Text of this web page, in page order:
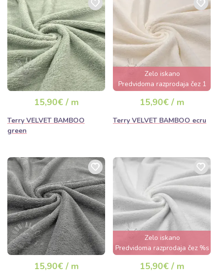
15,90€ / m
Terry VELVET BAMBOO
green
Zelo iskano
Predvidoma razprodaja čez 1
dan
15,90€ / m
Terry VELVET BAMBOO ecru
15,90€ / m
Zelo iskano
Predvidoma razprodaja čez %s
dan
15,90€ / m